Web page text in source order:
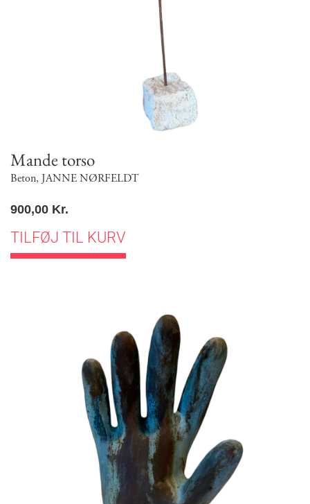
Mande torso
Beton, JANNE NØRFELDT
900,00 Kr.
TILFØJ TIL KURV